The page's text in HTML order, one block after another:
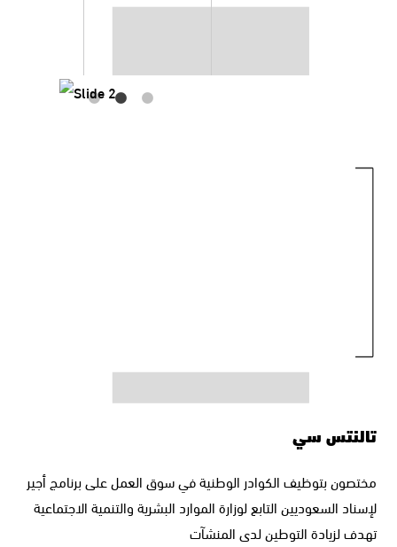
تالنتس سي
مختصون بتوظيف الكوادر الوطنية في سوق العمل على برنامج أجير
لإسناد السعوديين التابع لوزارة الموارد البشرية والتنمية الاجتماعية
تهدف لزيادة التوطين لدى المنشآت